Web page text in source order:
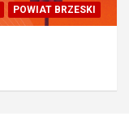
POWIAT BRZESKI